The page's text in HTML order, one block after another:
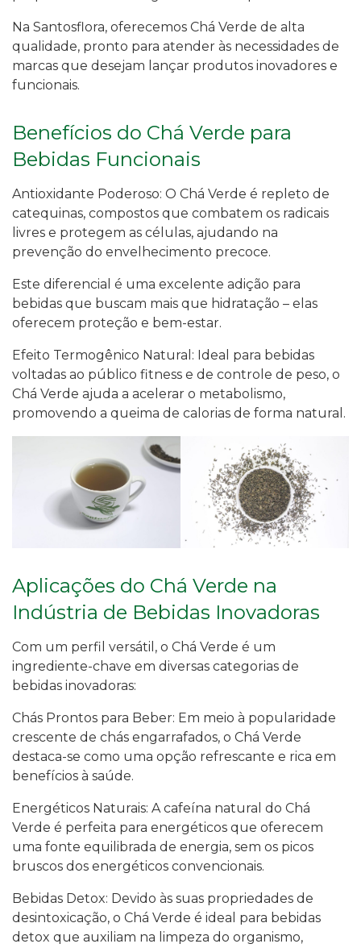
Na Santosflora, oferecemos Chá Verde de alta
qualidade, pronto para atender às necessidades de
marcas que desejam lançar produtos inovadores e
funcionais.
Benefícios do Chá Verde para
Bebidas Funcionais
Antioxidante Poderoso: O Chá Verde é repleto de
catequinas, compostos que combatem os radicais
livres e protegem as células, ajudando na
prevenção do envelhecimento precoce.
Este diferencial é uma excelente adição para
bebidas que buscam mais que hidratação – elas
oferecem proteção e bem-estar.
Efeito Termogênico Natural: Ideal para bebidas
voltadas ao público fitness e de controle de peso, o
Chá Verde ajuda a acelerar o metabolismo,
promovendo a queima de calorias de forma natural.
Aplicações do Chá Verde na
Indústria de Bebidas Inovadoras
Com um perfil versátil, o Chá Verde é um
ingrediente-chave em diversas categorias de
bebidas inovadoras:
Chás Prontos para Beber: Em meio à popularidade
crescente de chás engarrafados, o Chá Verde
destaca-se como uma opção refrescante e rica em
benefícios à saúde.
Energéticos Naturais: A cafeína natural do Chá
Verde é perfeita para energéticos que oferecem
uma fonte equilibrada de energia, sem os picos
bruscos dos energéticos convencionais.
Bebidas Detox: Devido às suas propriedades de
desintoxicação, o Chá Verde é ideal para bebidas
detox que auxiliam na limpeza do organismo,